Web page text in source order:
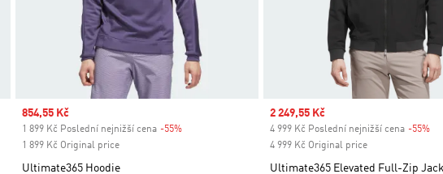
Sale price
854,55 Kč
1 899 Kč Poslední nejnižší cena -55%Discount
1 899 Kč Original price
Ultimate365 Hoodie
Sale price
2 249,55 Kč
4 999 Kč Poslední nejnižší cena -55%
4 999 Kč Original price
Ultimate365 Elevated Full-Zip